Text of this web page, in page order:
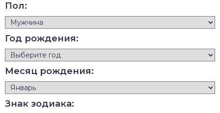
Пол:
Год рождения:
Месяц рождения:
Знак зодиака: